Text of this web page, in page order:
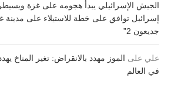
الجيش الإسرائيلي يبدأ هجومه على غزة
إسرائيل توافق على خطة للاستيلاء على
جديعون 2”
علي على الموز مهدد بالانقراض: تغير المناخ
في العالم